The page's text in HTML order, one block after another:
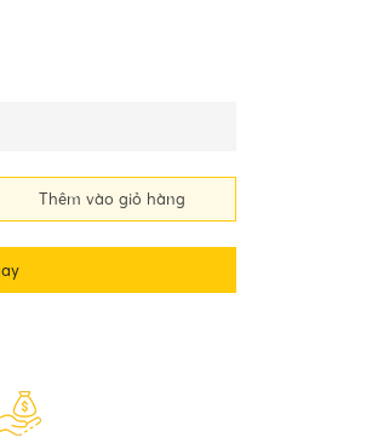
Thêm vào giỏ hàng